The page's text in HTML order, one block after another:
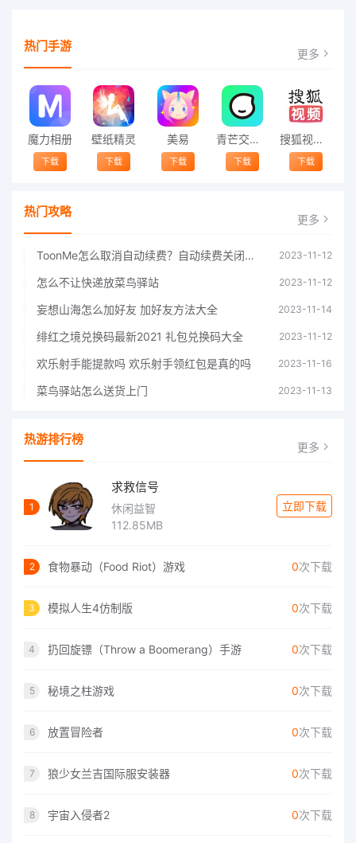
热门手游 更多
魔力相册
下载
壁纸精灵
下载
美易
下载
青芒交友软件官方版2021 v1.3
下载
搜狐视频app免费送会员下载安装到手机 v8.8.5
下载
热门攻略 更多
ToonMe怎么取消自动续费？自动续费关闭方法 2023-11-12
怎么不让快递放菜鸟驿站 2023-11-12
妄想山海怎么加好友 加好友方法大全 2023-11-14
绯红之境兑换码最新2021 礼包兑换码大全 2023-11-12
欢乐射手能提款吗 欢乐射手领红包是真的吗 2023-11-16
菜鸟驿站怎么送货上门 2023-11-13
热游排行榜 更多
1
求救信号
休闲益智
112.85MB
立即下载
2 食物暴动（Food Riot）游戏 0次下载
3 模拟人生4仿制版 0次下载
4 扔回旋镖（Throw a Boomerang）手游 0次下载
5 秘境之柱游戏 0次下载
6 放置冒险者 0次下载
7 狼少女兰吉国际服安装器 0次下载
8 宇宙入侵者2 0次下载